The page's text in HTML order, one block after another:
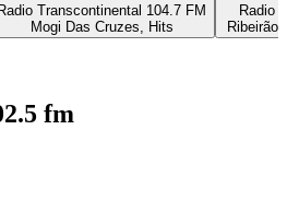
Radio Transcontinental 104.7 FM
Mogi Das Cruzes, Hits
Radio
Ribeirão
fm